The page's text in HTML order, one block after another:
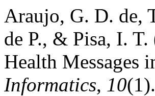
Araujo, G. D. de,
de P., & Pisa, I.
Health Messages
Informatics, 10